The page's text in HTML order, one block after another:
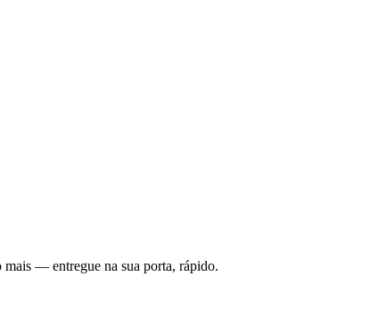
mais — entregue na sua porta, rápido.